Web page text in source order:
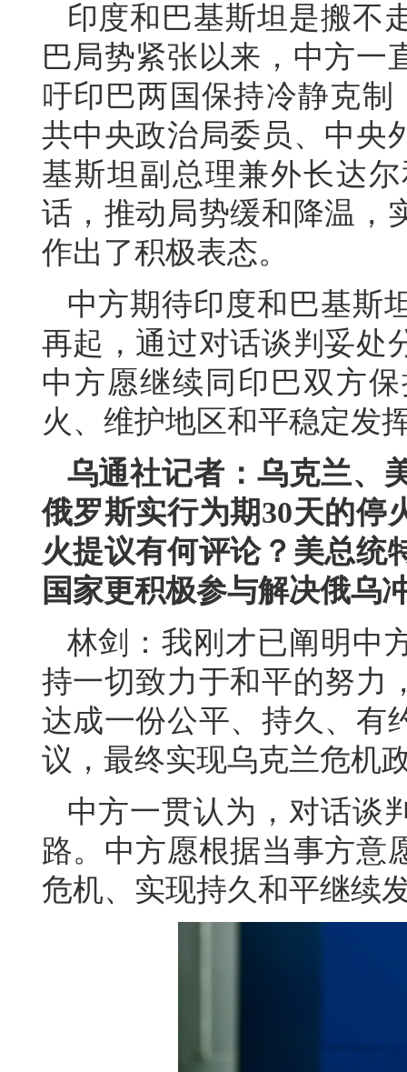
印度和巴基斯坦是搬不
巴局势紧张以来，中方一
吁印巴两国保持冷静克
共中央政治局委员、中央
基斯坦副总理兼外长达
话，推动局势缓和降温，
作出了积极表态。
中方期待印度和巴基斯
再起，通过对话谈判妥处
中方愿继续同印巴双方
火、维护地区和平稳定发
乌通社记者：乌克兰、
俄罗斯实行为期30天的停
火提议有何评论？美总统
国家更积极参与解决俄乌
林剑：我刚才已阐明中
持一切致力于和平的努力
达成一份公平、持久、有
议，最终实现乌克兰危机
中方一贯认为，对话谈
路。中方愿根据当事方意
危机、实现持久和平继续